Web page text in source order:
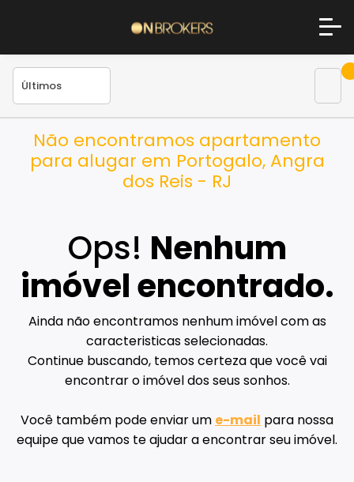
Não encontramos apartamento
para alugar em Portogalo, Angra
dos Reis - RJ
Ops! Nenhum
imóvel encontrado.
Ainda não encontramos nenhum imóvel com as
caracteristicas selecionadas.
Continue buscando, temos certeza que você vai
encontrar o imóvel dos seus sonhos.
Você também pode enviar um e-mail para nossa
equipe que vamos te ajudar a encontrar seu imóvel.